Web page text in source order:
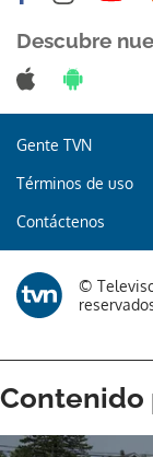
Descubre
Gente TVN
Términos de uso
Contáctenos
©